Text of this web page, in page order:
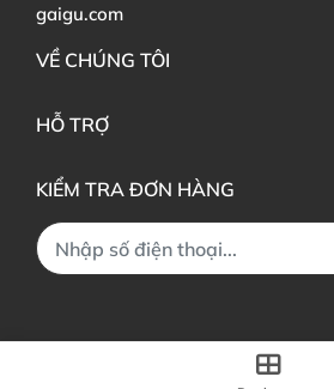
gaigu.com
VỀ CHÚNG TÔI
HỖ TRỢ
KIỂM TRA ĐƠN HÀNG